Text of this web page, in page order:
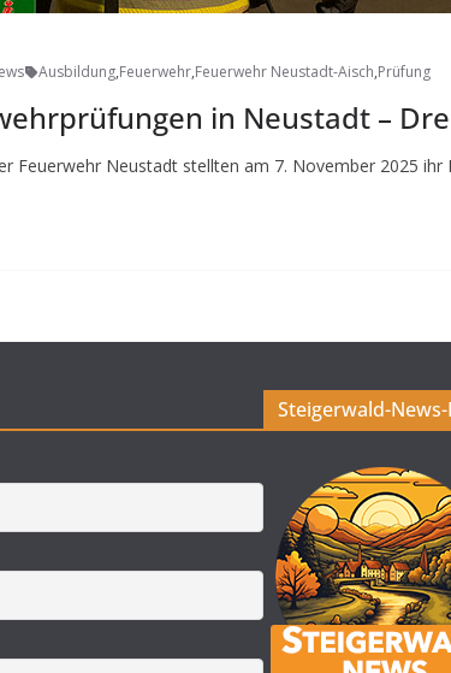
Ausbildung,Feuerwehr,Feuerwehr Neustadt-Aisch,Prüfung
in Neustadt –
Feuerwehr Neustadt stellten am 7. November 2025
Steigerwald-